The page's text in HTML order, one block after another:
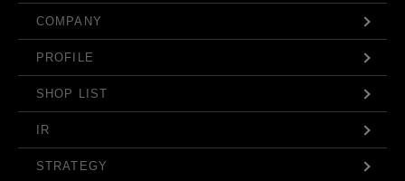
COMPANY
PROFILE
SHOP LIST
IR
STRATEGY